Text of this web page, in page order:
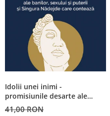
Idolii unei inimi -
promisiunile desarte ale
banilor, sexului si puterii si
41,00 RON